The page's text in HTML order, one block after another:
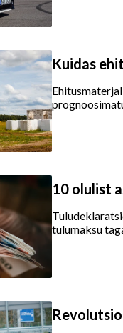
Kuidas
10 olulist
tulumaksu